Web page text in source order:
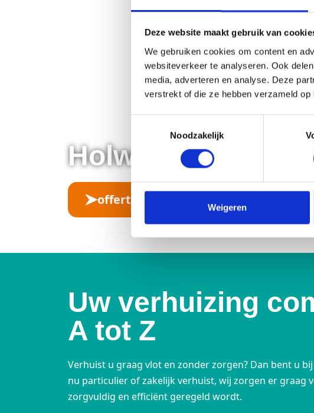
Deze website maakt gebruik van
We gebruiken cookies om content en
websiteverkeer te analyseren. Ook
media, adverteren en analyse. Deze
verstrekt of die ze hebben verzameld
Noodzakelijk
Weigeren
Holwerda
offerte aanvragen
Uw verhuizing
A tot Z
Verhuist u graag vlot en zonder zorgen? Dan bent u
nu particulier of zakelijk verhuist, wij zorgen er graag
zorgvuldig en efficiënt geregeld wordt.